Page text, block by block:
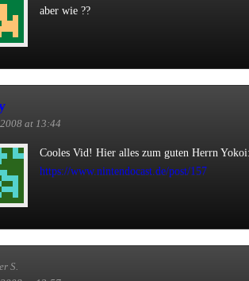
aber wie ??
at 13:44
Cooles Vid! Hier alles zum guten Herrn
https://www.nintendocast.de/post/157
S.